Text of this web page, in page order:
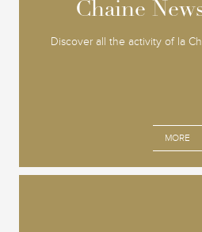
Chaine
Discover all the activity of la
MORE
Chaine